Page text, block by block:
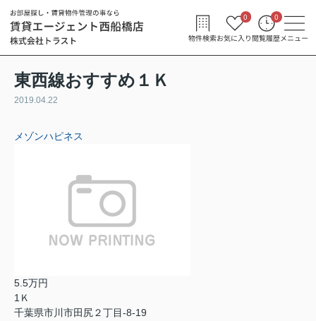
物件検索お気に入り
0
閲覧履歴
0
メニュー
東西線おすすめ１Ｋ
2019.04.22
メゾンハピネス
5.5万円
1Ｋ
千葉県市川市田尻２丁目-8-19